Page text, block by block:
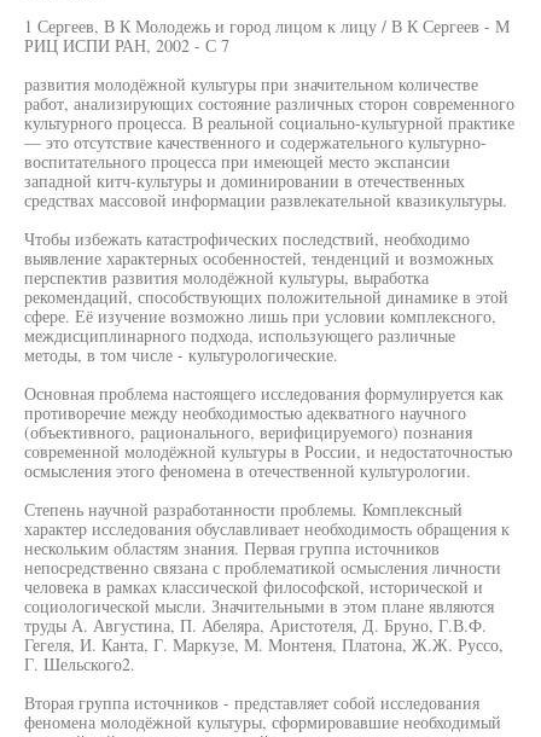
1 Сергеев, В К Молодежь и город лицом к лицу / В К Сергеев - М
РИЦ ИСПИ РАН, 2002 - С 7
развития молодёжной культуры при значительном количестве
работ, анализирующих состояние различных сторон современного
культурного процесса. В реальной социально-культурной практике
— это отсутствие качественного и содержательного культурно-
воспитательного процесса при имеющей место экспансии
западной китч-культуры и доминировании в отечественных
средствах массовой информации развлекательной квазикультуры.
Чтобы избежать катастрофических последствий, необходимо
выявление характерных особенностей, тенденций и возможных
перспектив развития молодёжной культуры, выработка
рекомендаций, способствующих положительной динамике в этой
сфере. Её изучение возможно лишь при условии комплексного,
междисциплинарного подхода, использующего различные
методы, в том числе - культурологические.
Основная проблема настоящего исследования формулируется как
противоречие между необходимостью адекватного научного
(объективного, рационального, верифицируемого) познания
современной молодёжной культуры в России, и недостаточностью
осмысления этого феномена в отечественной культурологии.
Степень научной разработанности проблемы. Комплексный
характер исследования обуславливает необходимость обращения к
нескольким областям знания. Первая группа источников
непосредственно связана с проблематикой осмысления личности
человека в рамках классической философской, исторической и
социологической мысли. Значительными в этом плане являются
труды А. Августина, П. Абеляра, Аристотеля, Д. Бруно, Г.В.Ф.
Гегеля, И. Канта, Г. Маркузе, М. Монтеня, Платона, Ж.Ж. Руссо,
Г. Шельского2.
Вторая группа источников - представляет собой исследования
феномена молодёжной культуры, сформировавшие необходимый